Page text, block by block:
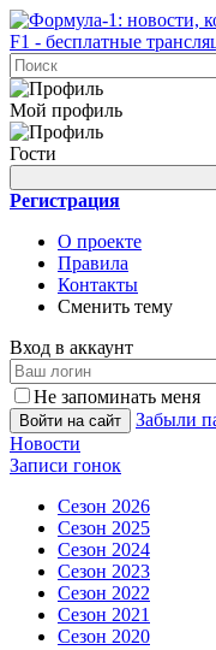
Мой профиль
Гости
Регистрация
О проекте
Правила
Контакты
Сменить тему
Вход в аккаунт
Не запоминать меня
Войти на сайт
Забыли
Новости
Записи гонок
Сезон 2026
Сезон 2025
Сезон 2024
Сезон 2023
Сезон 2022
Сезон 2021
Сезон 2020